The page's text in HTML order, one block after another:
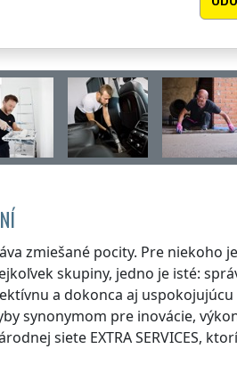
zmiešané pocity. Pre niekoho
skupiny, jedno je isté:
a dokonca aj uspokojujúcu
synonymom pre inovácie,
siete EXTRA SERVICES,